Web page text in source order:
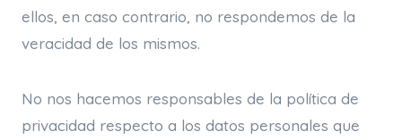
ellos, en caso contrario, no respondemos de la
veracidad de los mismos.
No nos hacemos responsables de la política de
privacidad respecto a los datos personales que